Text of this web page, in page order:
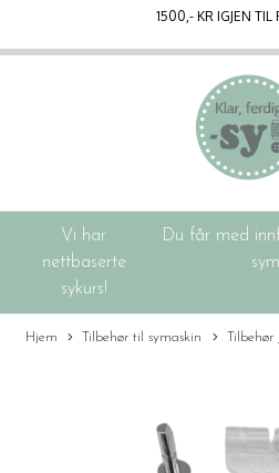
1500,- KR IGJEN TIL
Vi har
nettbaserte
sykurs!
Du får med
Hjem Tilbehør til symaskin Tilbehør